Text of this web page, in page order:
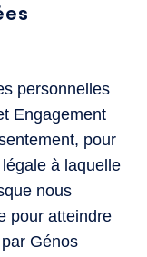
personnelles
Engagement
pour
à laquelle
nous
pour atteindre
Génos